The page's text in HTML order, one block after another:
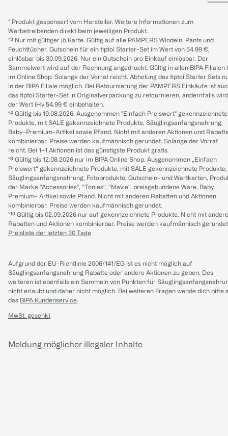
* Produkt gesponsert vom Hersteller. Weitere Informationen zum
Werbetreibenden direkt beim jeweiligen Produkt.
*³ Nur mit gültiger jö Karte. Gültig auf alle PAMPERS Windeln, Pants und
Feuchttücher. Gutschein für ein tiptoi Starter-Set im Wert von 54.99 €,
einlösbar bis 30.09.2026. Nur ein Gutschein pro Einkauf einlösbar. Der
Sammelwert wird auf der Rechnung angedruckt. Gültig in allen BIPA Filialen
im Online Shop. Solange der Vorrat reicht. Abholung des tiptoi Starter Sets
in der BIPA Filiale möglich. Bei Retournierung der PAMPERS Einkäufe ist
das tiptoi Starter-Set in Originalverpackung zu retournieren, andernfalls wird
der Wert iHv 54.99 € einbehalten.
*⁴ Gültig bis 19.08.2026. Ausgenommen "Einfach Preiswert" gekennzeichnete
Produkte, mit SALE gekennzeichnete Produkte, Säuglingsanfangsnahrung,
Baby-Premium-Artikel sowie Pfand. Nicht mit anderen Aktionen und
kombinierbar. Preise werden kaufmännisch gerundet. Solange der Vorrat
reicht. Bei 1+1 Aktionen ist das günstigste Produkt gratis.
*⁸ Gültig bis 12.08.2026 nur im BIPA Online Shop. Ausgenommen „Einfach
Preiswert“ gekennzeichnete Produkte, mit SALE gekennzeichnete Produkte,
Säuglingsanfangsnahrung, Fotoprodukte, Gutschein- und Wertkarten,
der Marke “Accessories“, “Tonies“, “Mavie“, preisgebundene Ware, Baby
Premium- Artikel sowie Pfand. Nicht mit anderen Rabatten und Aktionen
kombinierbar. Preise werden kaufmännisch gerundet.
*¹⁰ Gültig bis 02.09.2026 nur auf gekennzeichnete Produkte. Nicht mit
Rabatten und Aktionen kombinierbar. Preise werden kaufmännisch
Preisliste der letzten 30 Tage
Aufgrund der EU-Richtlinie 2006/141/EG ist es nicht möglich auf
Säuglingsanfangsnahrung Rabatte oder andere Aktionen zu geben. Des
weiteren ist ebenfalls ein Sammeln von Punkten für
nicht erlaubt und daher nicht möglich. Bei weiteren Fragen wende dich bitte
das BIPA Kundenservice.
MwSt. gesenkt
Meldung möglicher illegaler Inhalte